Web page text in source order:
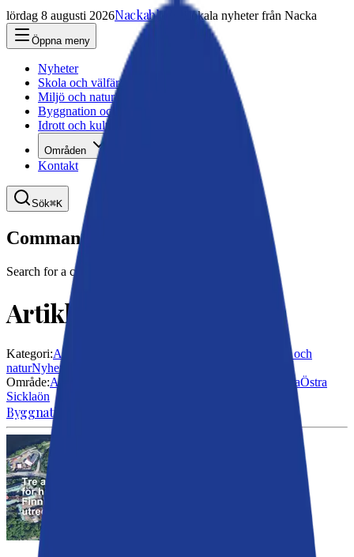
lördag 8 augusti 2026Nackabladet Lokala nyheter från Nacka
Öppna meny
Nyheter
Skola och välfärd
Miljö och natur
Byggnation och trafik
Idrott och kultur
Områden
Kontakt
Sök⌘K
Command Palette
Search for a command to run...
Artiklar
Kategori:Alla
Miljö och
naturNyheter
Område:Alla ÄltaÖstra
Sicklaön
Byggnation och trafik